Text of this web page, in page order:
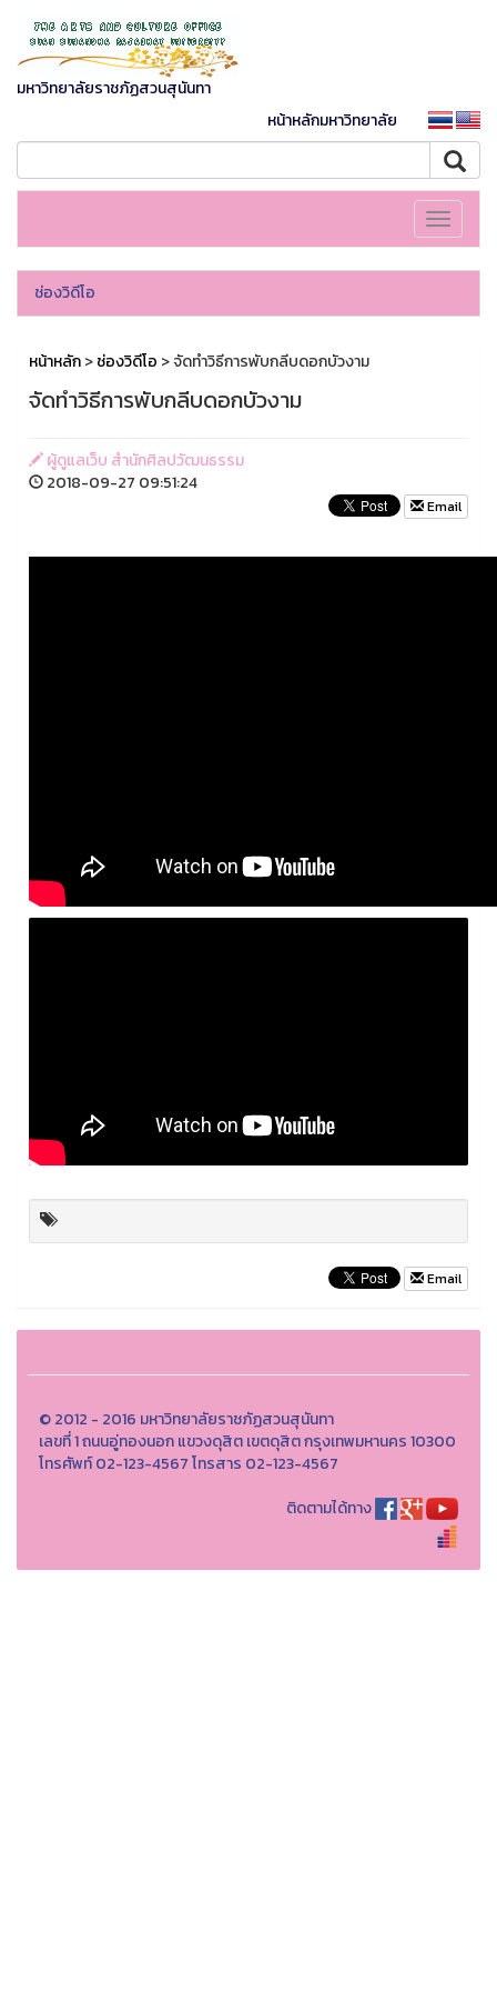
มหาวิทยาลัยราชภัฏสวนสุนันทา
หน้าหลักมหาวิทยาลัย
Toggle
ช่องวิดีโอ
หน้าหลัก>ช่องวิดีโอ > จัดทำวิธีการพับกลีบดอกบัวงาม
จัดทำวิธีการพับกลีบดอกบัวงาม
ผู้ดูแลเว็บ สำนักศิลปวัฒนธรรม
2018-09-27 09:51:24
Email
Email
© 2012 - 2016 มหาวิทยาลัยราชภัฏสวนสุนันทา
เลขที่ 1 ถนนอู่ทองนอก แขวงดุสิต เขตดุสิต กรุงเทพมหานคร 10300
โทรศัพท์ 02-123-4567 โทรสาร 02-123-4567
ติดตามได้ทาง